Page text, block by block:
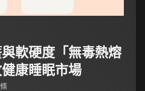
軟硬度「無毒熱熔
康睡眠市場